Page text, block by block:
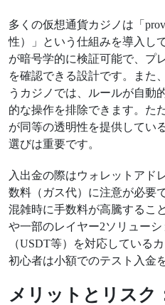
多くの仮想通貨カジノは「
性）」という仕組みを導入し
が暗号学的に検証可能で、プ
を確認できる設計です。また
うカジノでは、ルールが自動
的な操作を排除できます。た
が同等の透明性を提供してい
選びは重要です。
入出金の際はウォレットアド
数料（ガス代）に注意が必要
混雑時に手数料が高騰するこ
や一部のレイヤー2ソリュー
（USDT等）を対応している
初心者は小額でのテスト入金
メリットとリスク